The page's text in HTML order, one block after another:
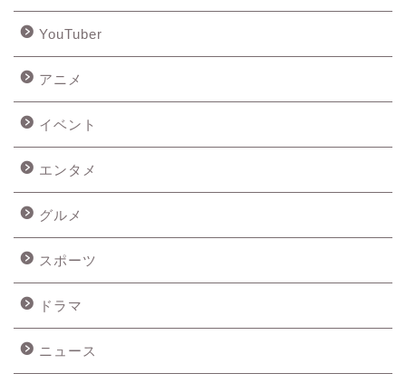
YouTuber
アニメ
イベント
エンタメ
グルメ
スポーツ
ドラマ
ニュース